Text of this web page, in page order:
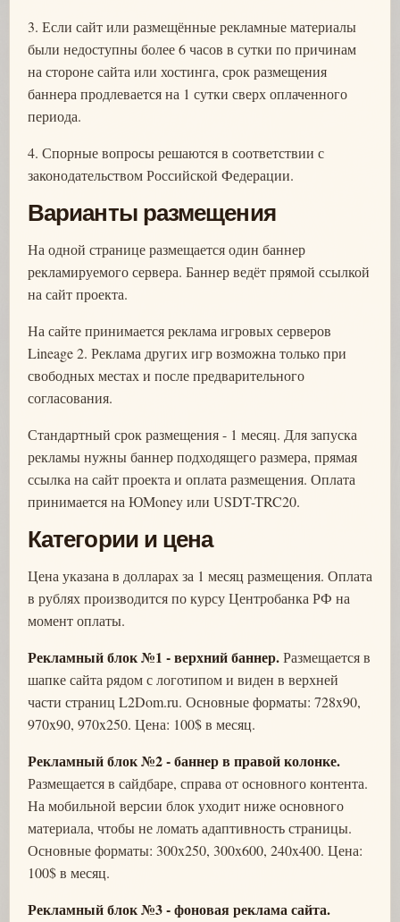
3. Если сайт или размещённые рекламные материалы
были недоступны более 6 часов в сутки по причинам
на стороне сайта или хостинга, срок размещения
баннера продлевается на 1 сутки сверх оплаченного
периода.
4. Спорные вопросы решаются в соответствии с
законодательством Российской Федерации.
Варианты размещения
На одной странице размещается один баннер
рекламируемого сервера. Баннер ведёт прямой ссылкой
на сайт проекта.
На сайте принимается реклама игровых серверов
Lineage 2. Реклама других игр возможна только при
свободных местах и после предварительного
согласования.
Стандартный срок размещения - 1 месяц. Для запуска
рекламы нужны баннер подходящего размера, прямая
ссылка на сайт проекта и оплата размещения. Оплата
принимается на ЮMoney или USDT-TRC20.
Категории и цена
Цена указана в долларах за 1 месяц размещения. Оплата
в рублях производится по курсу Центробанка РФ на
момент оплаты.
Рекламный блок №1 - верхний баннер.Размещается в
шапке сайта рядом с логотипом и виден в верхней
части страниц L2Dom.ru. Основные форматы: 728x90,
970x90, 970x250. Цена: 100$ в месяц.
Рекламный блок №2 - баннер в правой колонке.
Размещается в сайдбаре, справа от основного контента.
На мобильной версии блок уходит ниже основного
материала, чтобы не ломать адаптивность страницы.
Основные форматы: 300x250, 300x600, 240x400. Цена:
100$ в месяц.
Рекламный блок №3 - фоновая реклама сайта.